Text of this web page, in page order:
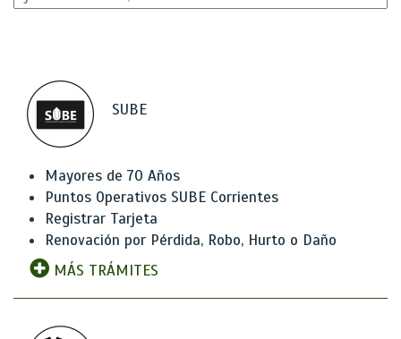
SUBE
Mayores de 70 Años
Puntos Operativos SUBE Corrientes
Registrar Tarjeta
Renovación por Pérdida, Robo, Hurto o Daño
MÁS TRÁMITES